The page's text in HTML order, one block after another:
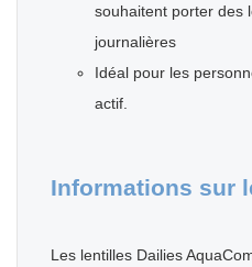
souhaitent porter des
journalières
Idéal pour les
actif.
Informations sur
Les lentilles Dailies